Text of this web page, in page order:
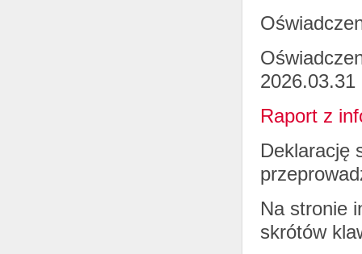
2026.03.31
Raport z
Deklarację
Na stronie
skrótów